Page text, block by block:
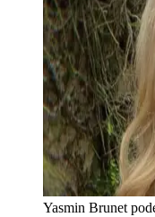
Yasmin Brunet